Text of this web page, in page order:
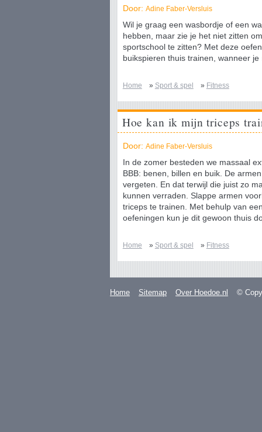
Door: Adine Faber-Versluis
Wil je graag een wasbordje of een
hebben, maar zie je het niet zitten
sportschool te zitten? Met deze
buikspieren thuis trainen, wanneer je
Home » Sport & spel » Fitness
Hoe kan ik mijn triceps
Door: Adine Faber-Versluis
In de zomer besteden we massaal
BBB: benen, billen en buik. De
vergeten. En dat terwijl die juist zo
kunnen verraden. Slappe armen
triceps te trainen. Met behulp van
oefeningen kun je dit gewoon thuis
Home » Sport & spel » Fitness
Home Sitemap Over Hoedoe.nl ©